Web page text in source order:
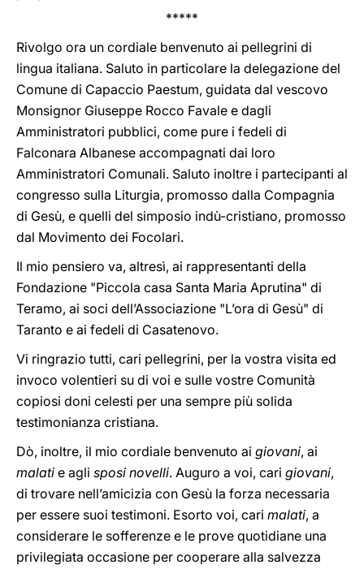
*****
Rivolgo ora un cordiale benvenuto ai pellegrini di
lingua italiana. Saluto in particolare la delegazione del
Comune di Capaccio Paestum, guidata dal vescovo
Monsignor Giuseppe Rocco Favale e dagli
Amministratori pubblici, come pure i fedeli di
Falconara Albanese accompagnati dai loro
Amministratori Comunali. Saluto inoltre i partecipanti al
congresso sulla Liturgia, promosso dalla Compagnia
di Gesù, e quelli del simposio indù-cristiano, promosso
dal Movimento dei Focolari.
Il mio pensiero va, altresì, ai rappresentanti della
Fondazione "Piccola casa Santa Maria Aprutina" di
Teramo, ai soci dell’Associazione "L’ora di Gesù" di
Taranto e ai fedeli di Casatenovo.
Vi ringrazio tutti, cari pellegrini, per la vostra visita ed
invoco volentieri su di voi e sulle vostre Comunità
copiosi doni celesti per una sempre più solida
testimonianza cristiana.
Dò, inoltre, il mio cordiale benvenuto ai giovani, ai
malati e agli sposi novelli. Auguro a voi, cari giovani,
di trovare nell’amicizia con Gesù la forza necessaria
per essere suoi testimoni. Esorto voi, cari malati, a
considerare le sofferenze e le prove quotidiane una
privilegiata occasione per cooperare alla salvezza